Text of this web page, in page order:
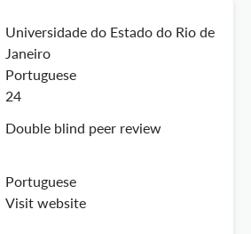
Universidade do Estado do Rio de
Janeiro
Portuguese
24
Double blind peer review
Portuguese
Visit website